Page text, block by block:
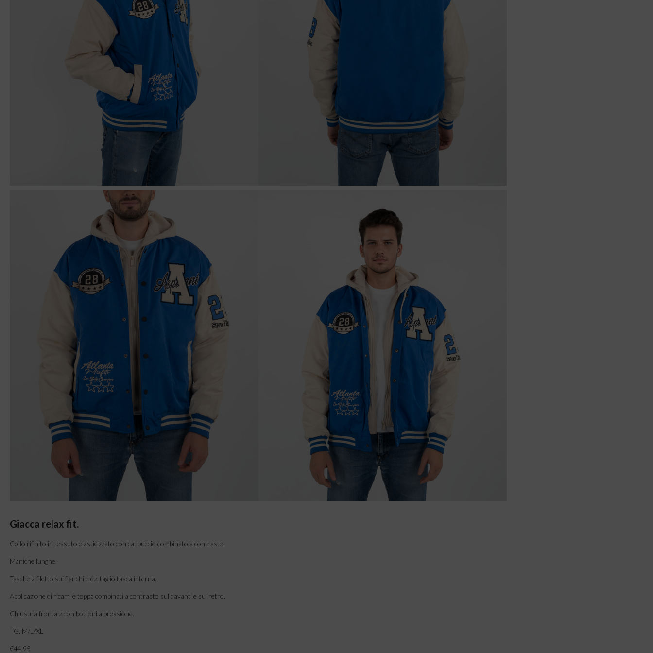
Giacca relax fit.
Collo rifinito in tessuto elasticizzato con cappuccio combinato a contrasto.
Maniche lunghe.
Tasche a filetto sui fianchi e dettaglio tasca interna.
Applicazione di ricami e toppa combinati a contrasto sul davanti e sul retro.
Chiusura frontale con bottoni a pressione.
TG. M/L/XL
€44,95